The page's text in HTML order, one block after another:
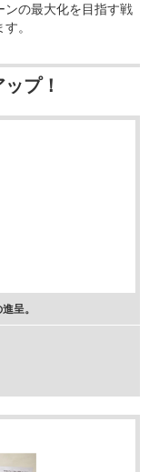
ンの最大化を目指す戦
。
プ！
呈。